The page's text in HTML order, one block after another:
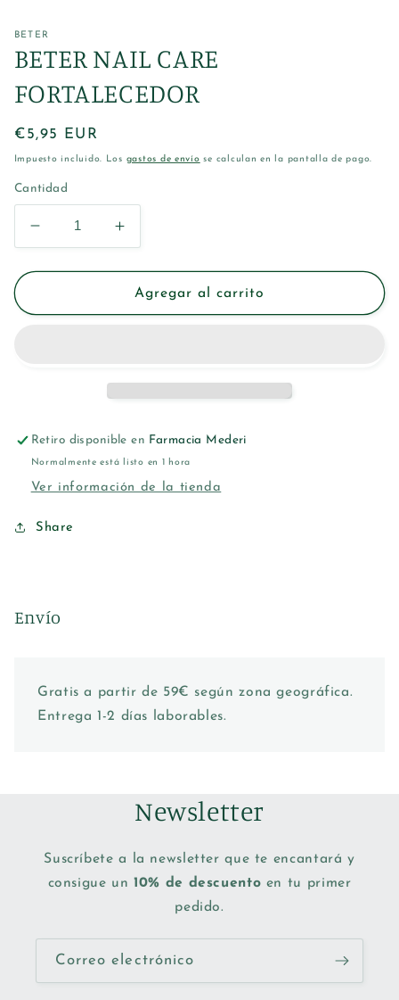
modal
BETER
BETER NAIL CARE
FORTALECEDOR
Precio
habitual
€5,95 EUR
Impuesto incluido. Los gastos de envío se calculan en la pantalla de pago.
Cantidad
Reducir
cantidad
para
NAIL
Aumentar
cantidad
para
BETER
NAIL
Agregar al carrito
Retiro disponible en Farmacia Mederi
Normalmente está listo en 1 hora
Ver información de la tienda
Share
Envío
Gratis a partir de 59€ según zona geográfica.
Entrega 1-2 días laborables.
Newsletter
Suscríbete a la newsletter que te encantará y
consigue un10% de descuento en tu primer
pedido.
Correo electrónico